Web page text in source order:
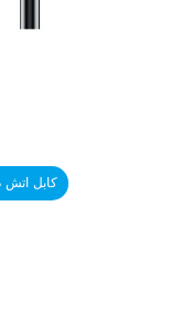
كابل اتش